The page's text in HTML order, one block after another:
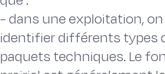
- dans une exploitation,
identifier différents types
paquets techniques. Le